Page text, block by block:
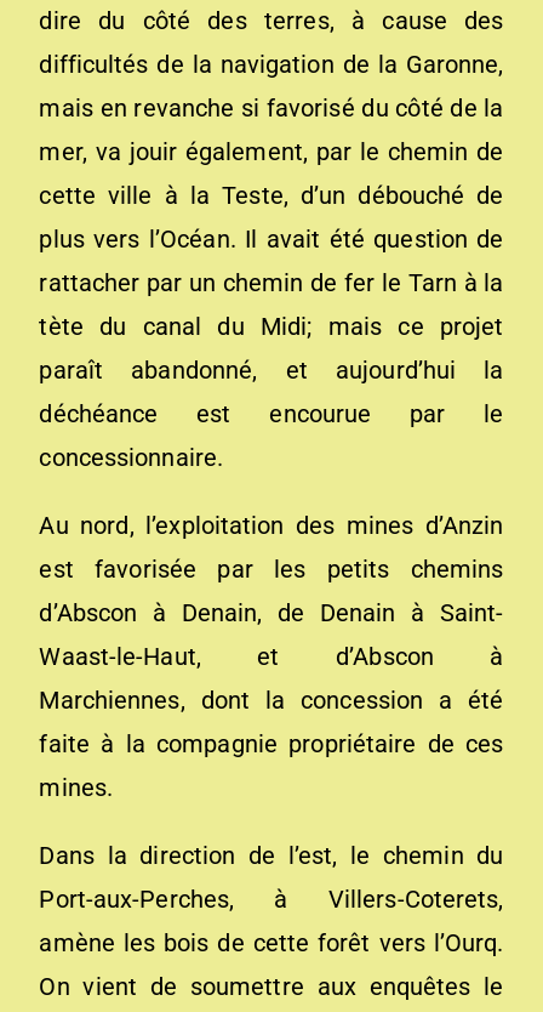
dire du côté des terres, à cause des
difficultés de la navigation de la Garonne,
mais en revanche si favorisé du côté de la
mer, va jouir également, par le chemin de
cette ville à la Teste, d’un débouché de
plus vers l’Océan. Il avait été question de
rattacher par un chemin de fer le Tarn à la
tète du canal du Midi; mais ce projet
paraît abandonné, et aujourd’hui la
déchéance est encourue par le
concessionnaire.
Au nord, l’exploitation des mines d’Anzin
est favorisée par les petits chemins
d’Abscon à Denain, de Denain à Saint-
Waast-le-Haut, et d’Abscon à
Marchiennes, dont la concession a été
faite à la compagnie propriétaire de ces
mines.
Dans la direction de l’est, le chemin du
Port-aux-Perches, à Villers-Coterets,
amène les bois de cette forêt vers l’Ourq.
On vient de soumettre aux enquêtes le